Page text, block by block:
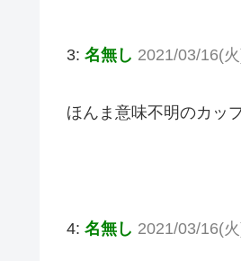
3: 名無し 2021/03/16(
ほんま意味不明のカッ
4: 名無し 2021/03/16(